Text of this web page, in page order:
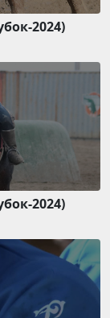
2024)
2024)